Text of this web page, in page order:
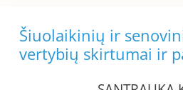
Šiuolaikinių ir
vertybių skirtumai ir